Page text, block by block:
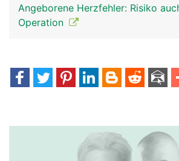
Angeborene Herzfehler: Risiko
Operation